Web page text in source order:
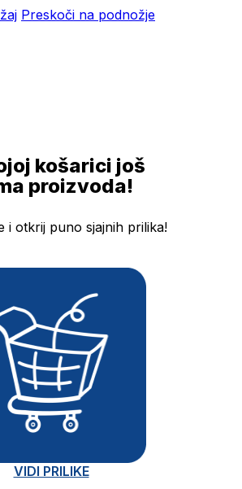
Preskoči na podnožje
košarici još
proizvoda!
i otkrij puno sjajnih prilika!
VIDI PRILIKE